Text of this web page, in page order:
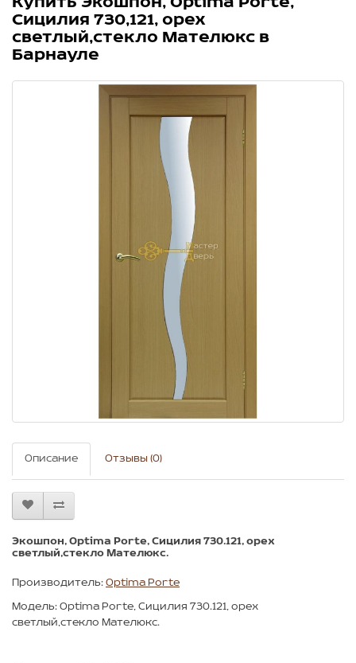
Сицилия 730,121, орех
светлый,стекло Мателюкс в
Барнауле
Описание Отзывы (0)
Экошпон, Optima Porte, Сицилия 730.121, орех
светлый,стекло Мателюкс.
Производитель: Optima Porte
Модель: Optima Porte, Сицилия 730.121, орех
светлый,стекло Мателюкс.